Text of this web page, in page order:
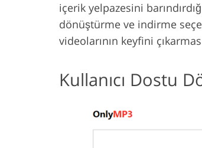
içerik yelpazesini
dönüştürme ve indirme
videolarının keyfini
Kullanıcı Dostu